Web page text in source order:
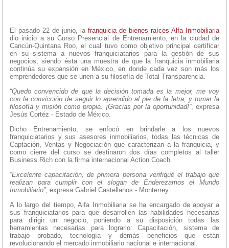
El pasado 22 de junio, la franquicia de bienes raíces Alfa Inmobiliaria
dio inicio a su Curso Presencial de Entrenamiento, en la ciudad de
Cancún-Quintana Roo, el cual tuvo como objetivo principal certificar
en su sistema a nuevos franquiciatarios para la gestión de sus
negocios, siendo ésta una muestra de que la franquicia inmobiliaria
continúa su expansión en México, en donde cada vez son más los
emprendedores que se unen a su filosofía de Total Transparencia.
“Quedo convencido de que la decisión tomada es la mejor, me voy
con la convicción de seguir lo aprendido al pie de la letra, y tomar la
filosofía y misión como propia. ¡Gracias por la oportunidad!”, expresa
Jesús Cortéz - Estado de México.
Dicho Entrenamiento, se enfocó en brindarle a los nuevos
franquiciatarios y sus asesores inmobiliarios, todas las técnicas de
Captación, Ventas y Negociación que caracterizan a la franquicia, y
como cierre del curso se destinaron dos días completos al taller
Business Rich con la firma internacional Action Coach.
“Excelente capacitación, de primera persona verifiqué el trabajo que
realizan para cumplir con el slogan de Enderezamos el Mundo
Inmobiliario”, expresa Gabriel Castellanos - Monterrey.
A lo largo del tiempo, Alfa Inmobiliaria se ha encargado de apoyar a
sus franquiciatarios para que desarrollen las habilidades necesarias
para dirigir un negocio, poniendo a su disposición todas las
herramientas necesarias para lograrlo: Capacitación, sistema de
trabajo probado, tecnología y demás beneficios que están
revolucionando el mercado inmobiliario nacional e internacional.